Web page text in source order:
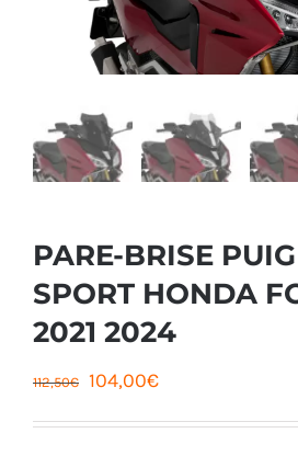
PARE-BRISE
SPORT HONDA
2021 2024
Le
104,00€